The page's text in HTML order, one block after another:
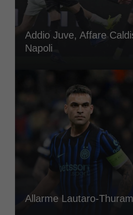
Addio Juve, Affare
Napoli
Allarme Lautaro-